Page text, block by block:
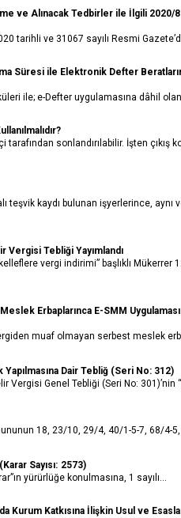
ve Alınacak Tedbirler ile İlgili 2020/8
tarihli ve 31067 sayılı Resmi
Süresi ile Elektronik Defter
ile; e-Defter uygulamasına dâhil olan
sonlandırılabilir. İşten çıkış
kaydı bulunan işyerlerince, aynı
Tebliği Yayımlandı
vergi indirimi” başlıklı Mükerrer
Erbaplarınca E-SMM
muaf olmayan serbest meslek
Dair Tebliğ (Seri No: 312)
Vergisi Genel Tebliği (Seri No: 301)’nin
18, 23/10, 29/4, 40/1-5-7, 68/4-
Sayısı: 2573)
yürürlüğe konulmasına, 1 sayılı...
Kurum Katkısına İlişkin Usul ve